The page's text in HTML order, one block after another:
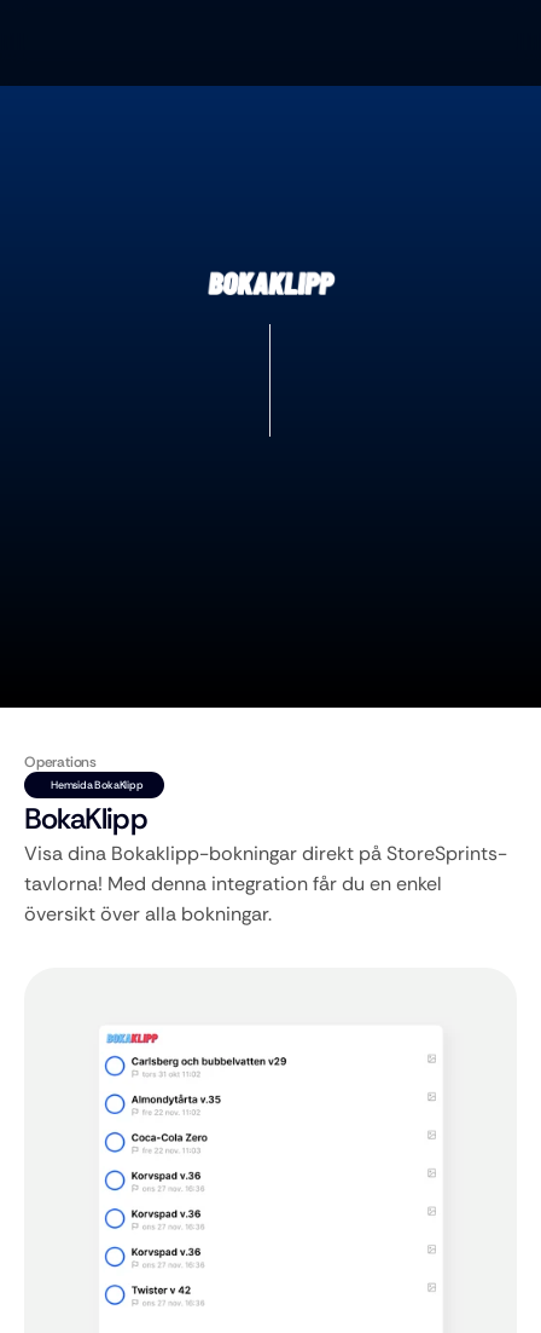
Operations
Hemsida BokaKlipp
BokaKlipp
Visa dina Bokaklipp-bokningar direkt på StoreSprints-
tavlorna! Med denna integration får du en enkel
översikt över alla bokningar.